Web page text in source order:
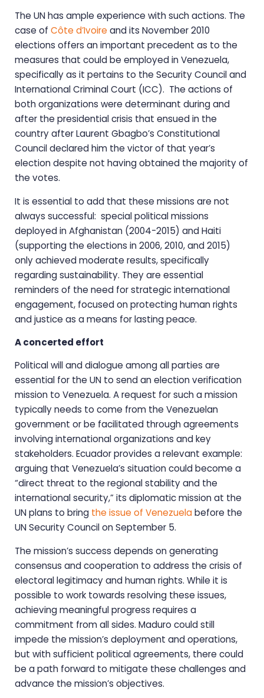
The UN has ample experience with such actions. The
case of Côte d’Ivoire and its November 2010
elections offers an important precedent as to the
measures that could be employed in Venezuela,
specifically as it pertains to the Security Council and
International Criminal Court (ICC). The actions of
both organizations were determinant during and
after the presidential crisis that ensued in the
country after Laurent Gbagbo’s Constitutional
Council declared him the victor of that year’s
election despite not having obtained the majority of
the votes.
It is essential to add that these missions are not
always successful: special political missions
deployed in Afghanistan (2004-2015) and Haiti
(supporting the elections in 2006, 2010, and 2015)
only achieved moderate results, specifically
regarding sustainability. They are essential
reminders of the need for strategic international
engagement, focused on protecting human rights
and justice as a means for lasting peace.
A concerted effort
Political will and dialogue among all parties are
essential for the UN to send an election verification
mission to Venezuela. A request for such a mission
typically needs to come from the Venezuelan
government or be facilitated through agreements
involving international organizations and key
stakeholders. Ecuador provides a relevant example:
arguing that Venezuela’s situation could become a
“direct threat to the regional stability and the
international security,” its diplomatic mission at the
UN plans to bring the issue of Venezuelabefore the
UN Security Council on September 5.
The mission’s success depends on generating
consensus and cooperation to address the crisis of
electoral legitimacy and human rights. While it is
possible to work towards resolving these issues,
achieving meaningful progress requires a
commitment from all sides. Maduro could still
impede the mission’s deployment and operations,
but with sufficient political agreements, there could
be a path forward to mitigate these challenges and
advance the mission’s objectives.